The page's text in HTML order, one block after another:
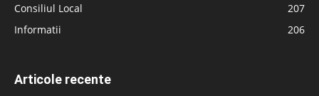
Consiliul Local
207
Informatii
206
Articole recente